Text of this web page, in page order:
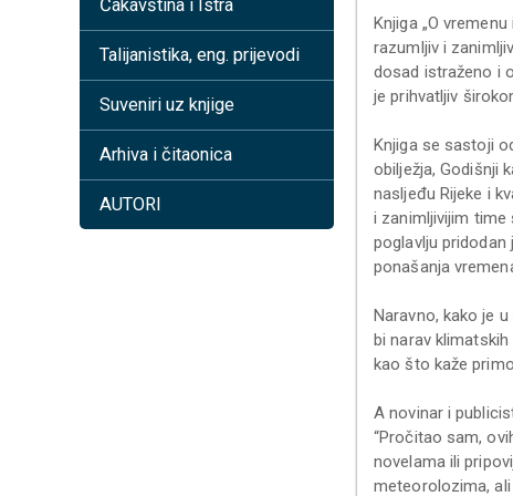
Knjiga „O
razumljiv i
dosad istraženo i
je prihvatljiv
Knjiga se sastoji
obilježja, Godišnji
nasljeđu Rijeke i
i zanimljivijim time
poglavlju
ponašanja
Naravno, kako je
bi narav
kao što kaže
A novinar i
“Pročitao sam,
novelama ili
meteorolozima,
Čakavština i Istra
Talijanistika, eng. prijevodi
Suveniri uz knjige
Arhiva i čitaonica
AUTORI